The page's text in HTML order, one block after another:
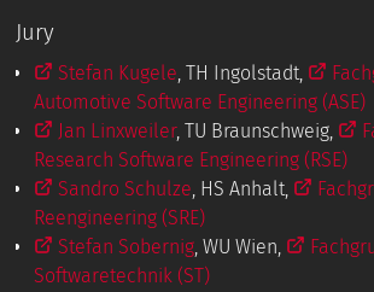
Jury
Stefan Kugele, TH Ingolstadt,
Automotive Software Engineering (ASE)
Jan Linxweiler, TU Braunschweig,
Research Software Engineering (RSE)
Sandro Schulze, HS Anhalt,
Reengineering (SRE)
Stefan Sobernig, WU Wien,
Softwaretechnik (ST)